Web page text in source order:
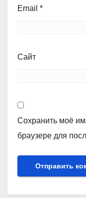
Email *
Сайт
Сохранить моё
браузере для